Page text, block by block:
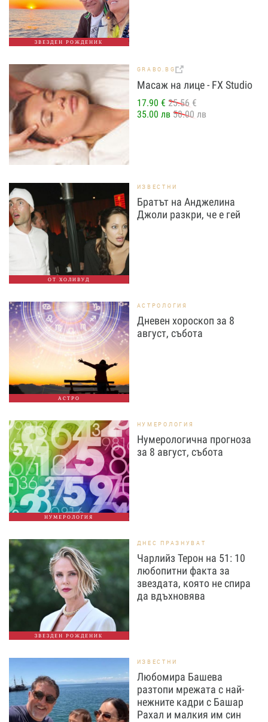
ЗВЕЗДЕН РОЖДЕНИК
GRABO.BG
Масаж на лице - FX Studio
17.90 € 25.56 €
35.00 лв 50.00 лв
ОТ ХОЛИВУД
ИЗВЕСТНИ
Братът на Анджелина
Джоли разкри, че е гей
АСТРО
АСТРОЛОГИЯ
Дневен хороскоп за 8
август, събота
НУМЕРОЛОГИЯ
НУМЕРОЛОГИЯ
Нумерологична прогноза
за 8 август, събота
ЗВЕЗДЕН РОЖДЕНИК
ДНЕС ПРАЗНУВАТ
Чарлийз Терон на 51: 10
любопитни факта за
звездата, която не спира
да вдъхновява
ИЗВЕСТНИ
Любомира Башева
разтопи мрежата с най-
нежните кадри с Башар
Рахал и малкия им син